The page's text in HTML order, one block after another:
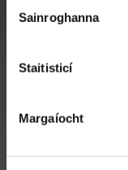
Sainroghanna
Staitisticí
Margaíocht